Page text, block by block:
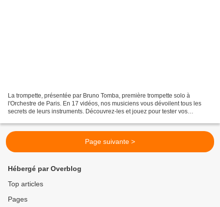
La trompette, présentée par Bruno Tomba, première trompette solo à
l'Orchestre de Paris. En 17 vidéos, nos musiciens vous dévoilent tous les
secrets de leurs instruments. Découvrez-les et jouez pour tester vos
http://www.orchestredeparis.com/figuresdenotes superbe...
Page suivante >
Hébergé par Overblog
Top articles
Pages